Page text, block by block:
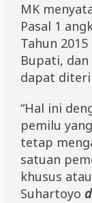
MK
Pasal 1
Tahun
Bupati,
dapat
“Hal ini
pemilu
tetap
satuan
khusus
Suhartoyo